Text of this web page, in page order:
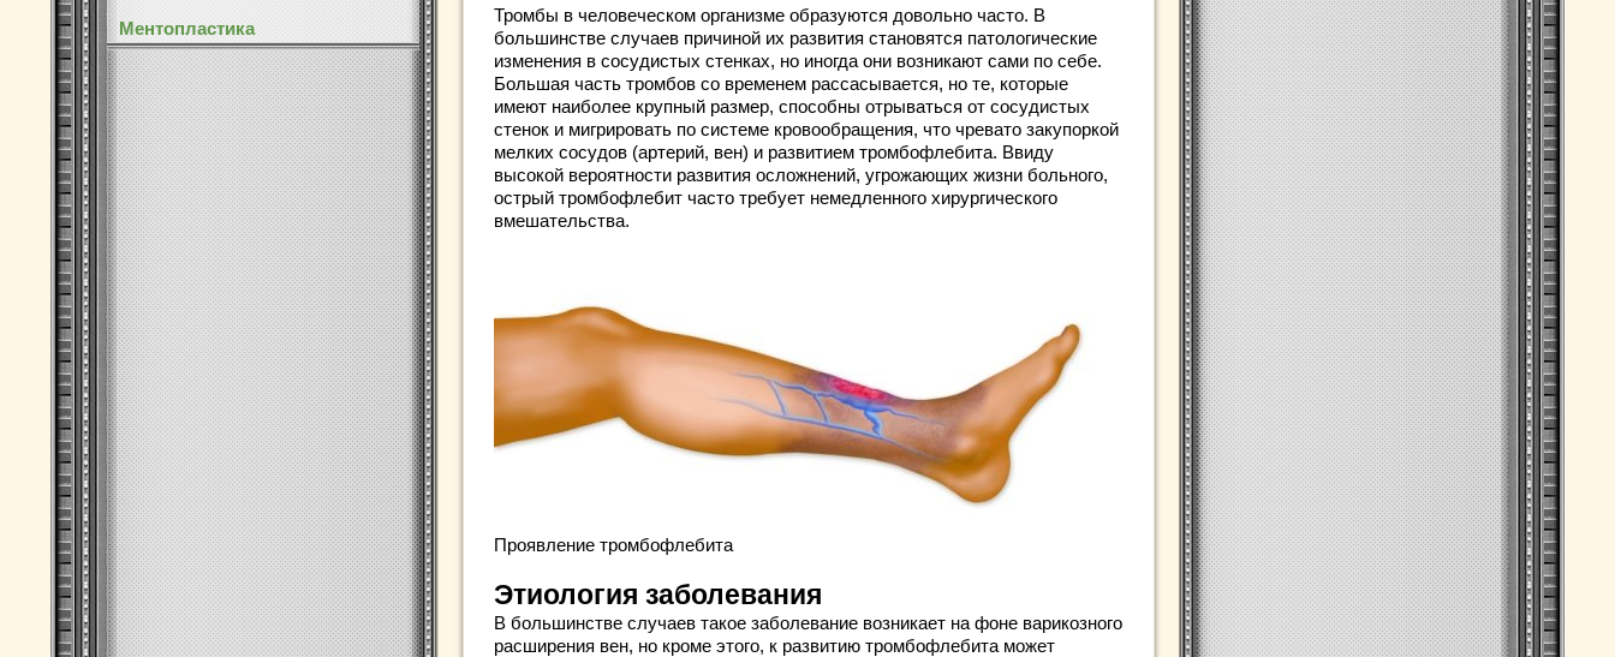
Ментопластика
Тромбы в человеческом организме образуются довольно часто. В
большинстве случаев причиной их развития становятся патологические
изменения в сосудистых стенках, но иногда они возникают сами по себе.
Большая часть тромбов со временем рассасывается, но те, которые
имеют наиболее крупный размер, способны отрываться от сосудистых
стенок и мигрировать по системе кровообращения, что чревато закупоркой
мелких сосудов (артерий, вен) и развитием тромбофлебита. Ввиду
высокой вероятности развития осложнений, угрожающих жизни больного,
острый тромбофлебит часто требует немедленного хирургического
вмешательства.
Проявление тромбофлебита
Этиология заболевания
В большинстве случаев такое заболевание возникает на фоне варикозного
расширения вен, но кроме этого, к развитию тромбофлебита может